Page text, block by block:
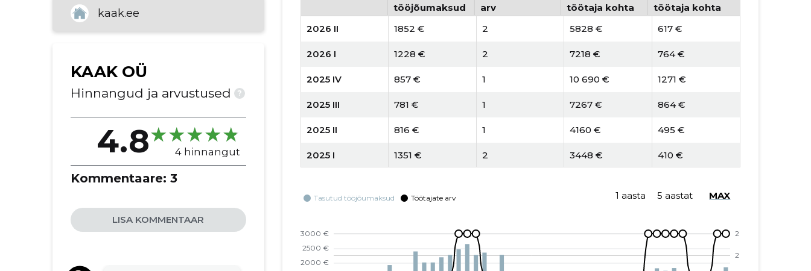
interaktiivse meedia disain
logod & identiteet
illustratsioonid
messiboksid & näitusepinnad
virtuaalkujundus
graafiline disain
kaak.ee
KAAK OÜ
Hinnangud ja arvustused ?
4.8 4 hinnangut
Kommentaare: 3
LISA KOMMENTAAR
tööjõumaksud
arv
töötaja kohta
töötaja kohta
2026 II
1852 € 2 5828 € 617 €
2026 I 1228 € 2 7218 € 764 €
2025 IV 857 € 1 10 690 € 1271 €
2025 III 781 € 1 7267 € 864 €
2025 II 816 € 1 4160 € 495 €
2025 I 1351 € 2 3448 € 410 €
2024 III 1733 €
2024 II 1819 € 2 6418 € 313 €
2024 I 944 € 2 3844 € 187 €
1 aasta 5 aastat MAX